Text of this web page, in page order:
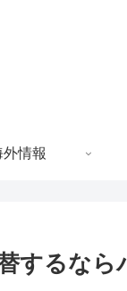
外情報
するなら